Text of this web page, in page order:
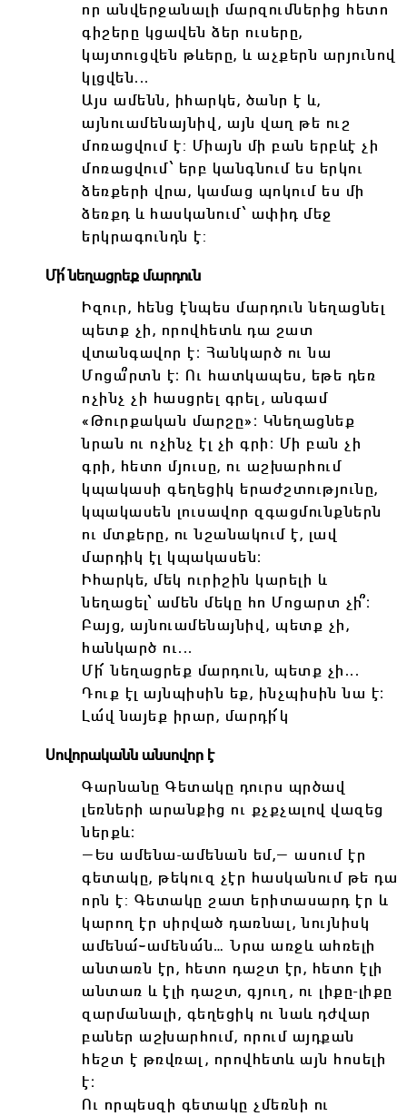
որ անվերջանալի մարզումներից հետո
գիշերը կցավեն ձեր ուսերը,
կայտուցվեն թևերը, և աչքերն արյունով
կլցվեն․․․
Այս ամենն, իհարկե, ծանր է և,
այնուամենայնիվ, այն վաղ թե ուշ
մոռացվում է: Միայն մի բան երբևէ չի
մոռացվում՝ երբ կանգնում ես երկու
ձեռքերի վրա, կամաց պոկում ես մի
ձեռքդ և հասկանում՝ ափիդ մեջ
երկրագունդն է:
Մի՛ նեղացրեք մարդուն
Իզուր, հենց էնպես մարդուն նեղացնել
պետք չի, որովհետև դա շատ
վտանգավոր է։ Հանկարծ ու նա
Մոցա՞րտն է։ Ու հատկապես, եթե դեռ
ոչինչ չի հասցրել գրել, անգամ
«Թուրքական մարշը»։ Կնեղացնեք
նրան ու ոչինչ էլ չի գրի։ Մի բան չի
գրի, հետո մյուսը, ու աշխարհում
կպակասի գեղեցիկ երաժշտությունը,
կպակասեն լուսավոր զգացմունքներն
ու մտքերը, ու նշանակում է, լավ
մարդիկ էլ կպակասեն։
Իհարկե, մեկ ուրիշին կարելի և
նեղացել՝ ամեն մեկը հո Մոցարտ չի՞։
Բայց, այնուամենայնիվ, պետք չի,
հանկարծ ու․․․
Մի՜ նեղացրեք մարդուն, պետք չի․․․
Դուք էլ այնպիսին եք, ինչպիսին նա է։
Լա՜վ նայեք իրար, մարդի՜կ
Սովորականն անսովոր է
Գարնանը Գետակը դուրս պրծավ
լեռների արանքից ու քչքչալով վազեց
ներքև։
―Ես ամենա-ամենան եմ,― ասում էր
գետակը, թեկուզ չէր հասկանում թե դա
որն է: Գետակը շատ երիտասարդ էր և
կարող էր սիրված դառնալ, նույնիսկ
ամենա՜֊ամենա՜ն… Նրա առջև ահռելի
անտառն էր, հետո դաշտ էր, հետո էլի
անտառ և էլի դաշտ, գյուղ, ու լիքը-լիքը
զարմանալի, գեղեցիկ ու նաև դժվար
բաներ աշխարհում, որում այդքան
հեշտ է թռվռալ, որովհետև այն հոսելի
է։
Ու որպեսզի գետակը չմեռնի ու